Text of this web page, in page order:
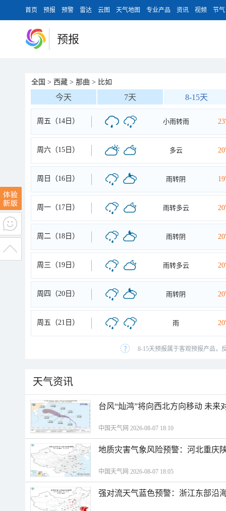
首页 预报 预警 雷达 云图 天气地图 专业产品 资讯 视频 节气
预报
全国 > 西藏 > 那曲 > 比如
今天 7天 8-15天
周五（14日） 小雨转雨
周六（15日） 多云
周日（16日） 雨转阴
周一（17日） 雨转多云
周二（18日） 雨转阴
周三（19日） 雨转多云
周四（20日） 雨转阴
周五（21日） 雨
8-15天预报属于客观预报产品，
天气资讯
台风“灿鸿”将向西北方向移动 未来
中国天气网 2026-08-07 18:10
地质灾害气象风险预警：河北重庆
中国天气网 2026-08-07 18:05
强对流天气蓝色预警：浙江东部沿